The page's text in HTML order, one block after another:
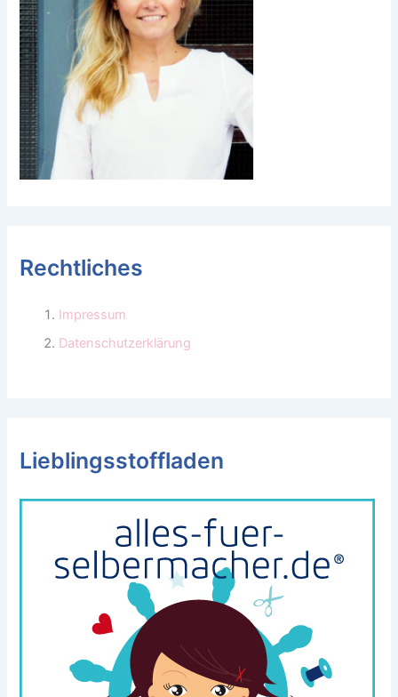
Rechtliches
Impressum
Datenschutzerklärung
Lieblingsstoffladen